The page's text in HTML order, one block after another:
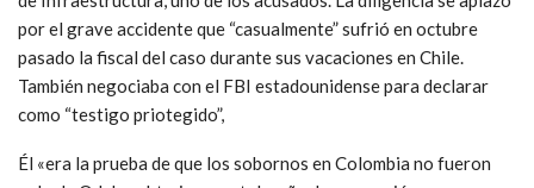
por el grave accidente que “casualmente” sufrió en octubre
pasado la fiscal del caso durante sus vacaciones en Chile.
También negociaba con el FBI estadounidense para declarar
como “testigo priotegido”,
Él «era la prueba de que los sobornos en Colombia no fueron